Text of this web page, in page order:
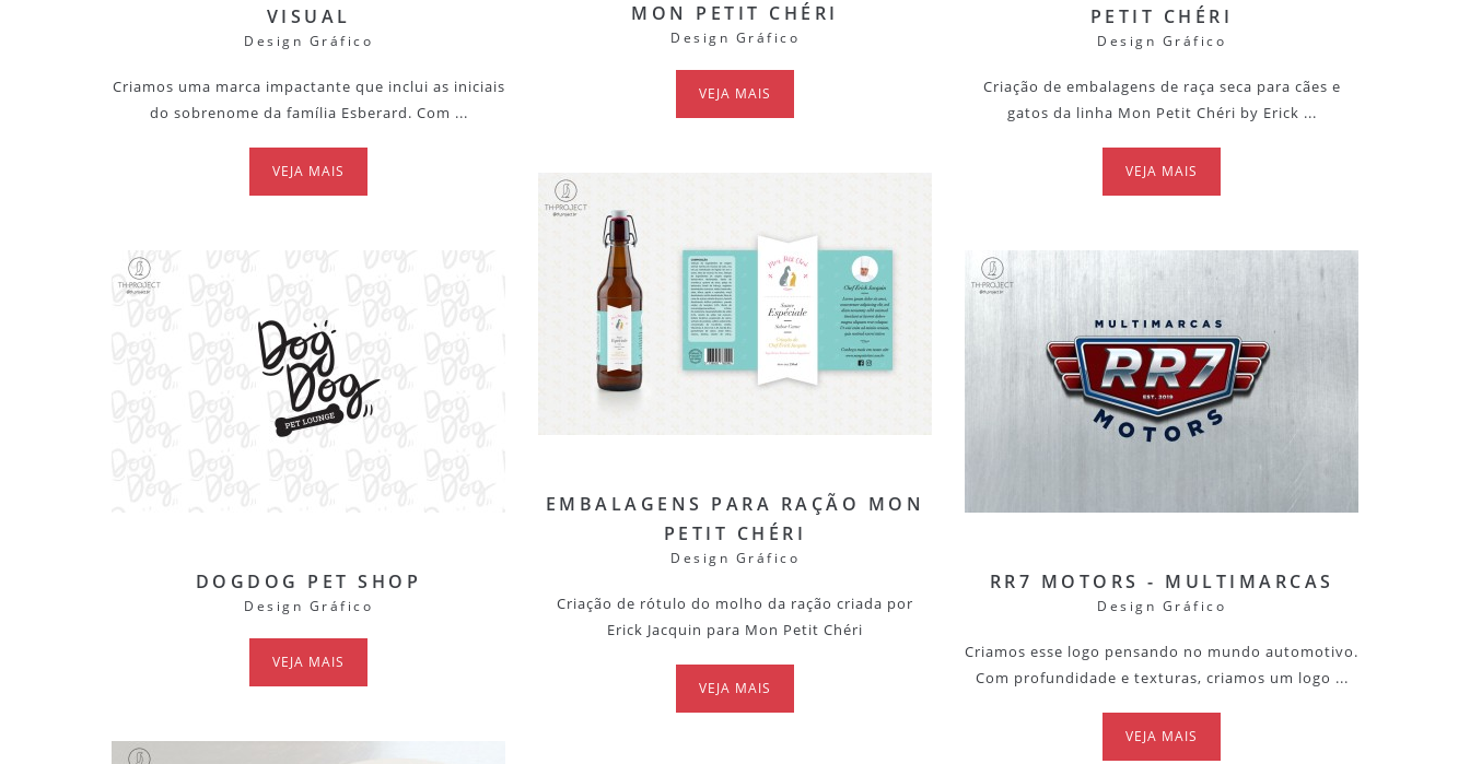
VISUAL
Design Gráfico
Criamos uma marca impactante que inclui as iniciais
do sobrenome da família Esberard. Com ...
VEJA MAIS
PETIT CHÉRI
Design Gráfico
Criação de embalagens de raça seca para cães e
gatos da linha Mon Petit Chéri by Erick ...
VEJA MAIS
MON PETIT CHÉRI
Design Gráfico
VEJA MAIS
EMBALAGENS PARA RAÇÃO MON
PETIT CHÉRI
Design Gráfico
Criação de rótulo do molho da ração criada por
Erick Jacquin para Mon Petit Chéri
VEJA MAIS
DOGDOG PET SHOP
Design Gráfico
VEJA MAIS
RR7 MOTORS - MULTIMARCAS
Design Gráfico
Criamos esse logo pensando no mundo automotivo.
Com profundidade e texturas, criamos um logo ...
VEJA MAIS